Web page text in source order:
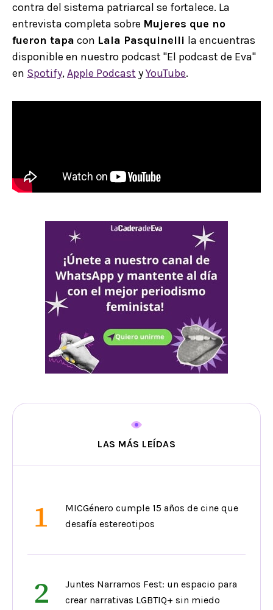
contra del sistema patriarcal se fortalece. La
entrevista completa sobre Mujeres que no
fueron tapa con Lala Pasquinelli la encuentras
disponible en nuestro podcast "El podcast de Eva"
en Spotify,Apple Podcast yYouTube.
LAS MÁS LEÍDAS
1
MICGénero cumple 15 años de cine que
desafía estereotipos
2
Juntes Narramos Fest: un espacio para
crear narrativas LGBTIQ+ sin miedo